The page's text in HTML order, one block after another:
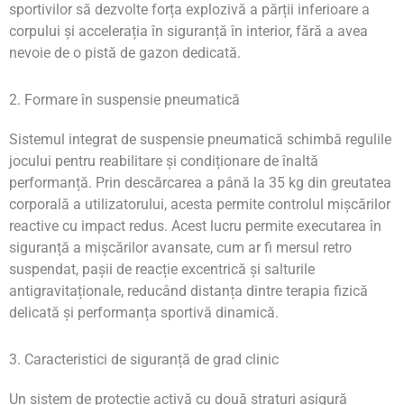
sportivilor să dezvolte forța explozivă a părții inferioare a
corpului și accelerația în siguranță în interior, fără a avea
nevoie de o pistă de gazon dedicată.
2. Formare în suspensie pneumatică
Sistemul integrat de suspensie pneumatică schimbă regulile
jocului pentru reabilitare și condiționare de înaltă
performanță. Prin descărcarea a până la 35 kg din greutatea
corporală a utilizatorului, acesta permite controlul mișcărilor
reactive cu impact redus. Acest lucru permite executarea în
siguranță a mișcărilor avansate, cum ar fi mersul retro
suspendat, pașii de reacție excentrică și salturile
antigravitaționale, reducând distanța dintre terapia fizică
delicată și performanța sportivă dinamică.
3. Caracteristici de siguranță de grad clinic
Un sistem de protecție activă cu două straturi asigură